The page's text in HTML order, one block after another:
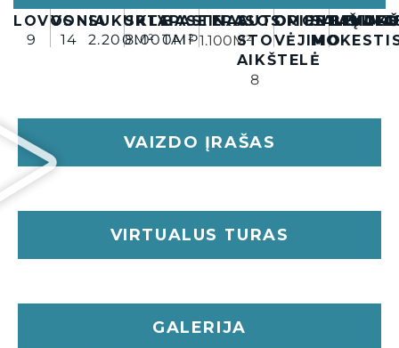
kitchen with external water features, double high
ceilings, a master bathroom designed by a fashion
designer, a games area with a bowling alley, a
rooftop terrace, unimpeded sea views, and beach
club indoor/outdoor pool surroundings are all
The Villa has an 8,000 m2 plot of land and 2,500 m2
LOVOS
9
VONIA
14
SUKURTA
2.200M²
SKLYPAS
8.000M²
BASEINAS
TAIP
TERASOS
1.100M²
AUTOMOBILIŲ
STOVĖJIMO
AIKŠTELĖ
8
VAIZDO ĮRAŠAS
VIRTUALUS TURAS
GALERIJA